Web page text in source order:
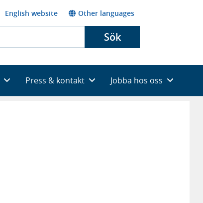
English website Other languages
Sök
Press & kontakt Jobba hos oss